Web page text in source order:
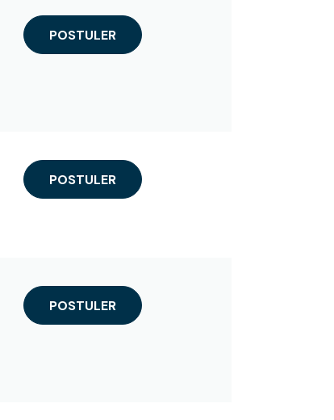
POSTULER
POSTULER
POSTULER